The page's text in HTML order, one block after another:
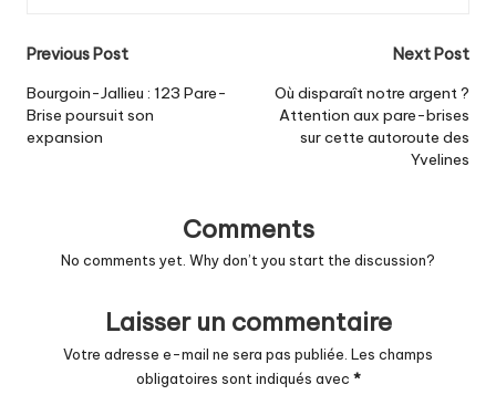
Post
navigation
Previous Post
Bourgoin-Jallieu : 123 Pare-
Brise poursuit son
expansion
Next Post
Où disparaît notre argent ?
Attention aux pare-brises
sur cette autoroute des
Yvelines
Comments
No comments yet. Why don’t you start the discussion?
Laisser un commentaire
Votre adresse e-mail ne sera pas publiée. Les champs
obligatoires sont indiqués avec *